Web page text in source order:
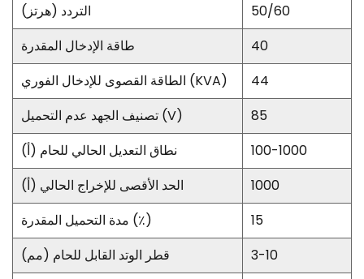
التردد (هرتز)
50/60
طاقة الإدخال المقدرة
40
الطاقة القصوى للإدخال الفوري (KVA)
44
تصنيف الجهد عدم التحميل (V)
85
نطاق التعديل الحالي للحام (أ)
100-1000
الحد الأقصى للإخراج الحالي (أ)
1000
مدة التحميل المقدرة (٪)
15
قطر الوتد القابل للحام (مم)
3-10